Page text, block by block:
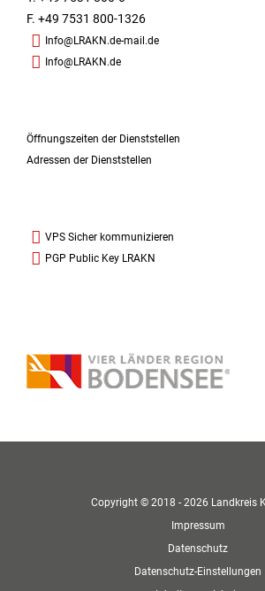
F. +49 7531 800-1326
Info@LRAKN.de-mail.de
Info@LRAKN.de
Öffnungszeiten der Dienststellen
Adressen der Dienststellen
VPS Sicher kommunizieren
PGP Public Key LRAKN
Copyright © 2018 - 2026 Landkreis
Impressum
Datenschutz
Datenschutz-Einstellungen